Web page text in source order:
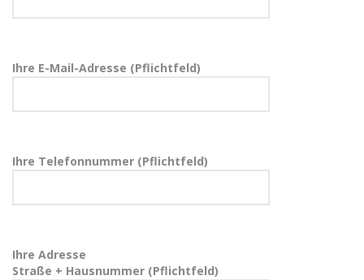
Ihre E-Mail-Adresse (Pflichtfeld)
Ihre Telefonnummer (Pflichtfeld)
Ihre Adresse
Straße + Hausnummer (Pflichtfeld)